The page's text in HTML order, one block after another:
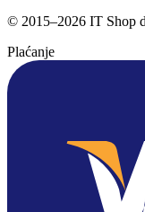
© 2015–2026 IT Shop
Plaćanje